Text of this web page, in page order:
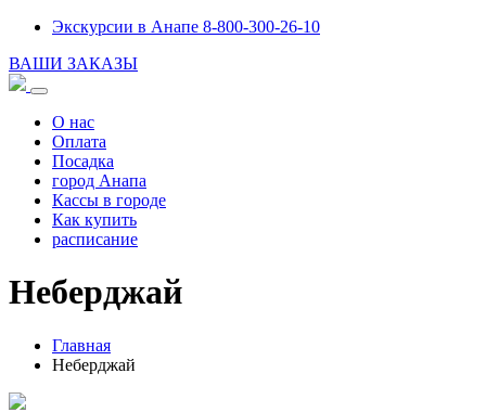
Экскурсии в Анапе 8-800-300-26-10
ВАШИ ЗАКАЗЫ
О нас
Оплата
Посадка
город Анапа
Кассы в городе
Как купить
расписание
Неберджай
Главная
Неберджай